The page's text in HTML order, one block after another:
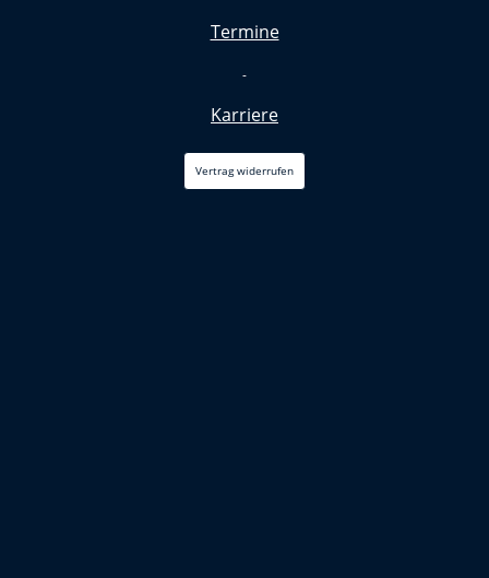
Termine
-
Karriere
Vertrag widerrufen